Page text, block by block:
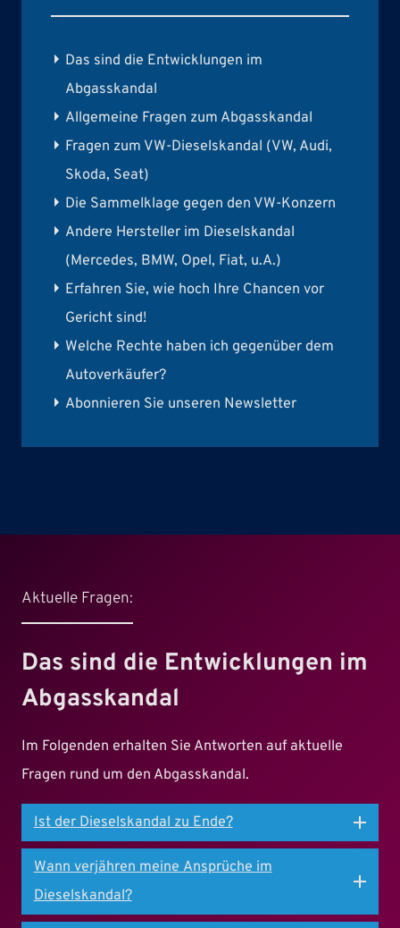
Das sind die Entwicklungen im
Abgasskandal
Allgemeine Fragen zum Abgasskandal
Fragen zum VW-Dieselskandal (VW, Audi,
Skoda, Seat)
Die Sammelklage gegen den VW-Konzern
Andere Hersteller im Dieselskandal
(Mercedes, BMW, Opel, Fiat, u.A.)
Erfahren Sie, wie hoch Ihre Chancen vor
Gericht sind!
Welche Rechte haben ich gegenüber dem
Autoverkäufer?
Abonnieren Sie unseren Newsletter
Aktuelle Fragen:
Das sind die Entwicklungen im
Abgasskandal
Im Folgenden erhalten Sie Antworten auf aktuelle
Fragen rund um den Abgasskandal.
Ist der Dieselskandal zu Ende?
Wann verjähren meine Ansprüche im
Dieselskandal?